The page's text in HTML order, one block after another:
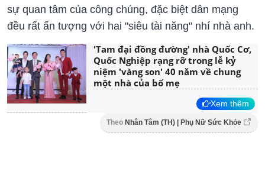
sự quan tâm của công chúng, đặc biệt dân mạng
đều rất ấn tượng với hai "siêu tài năng" nhí nhà anh.
'Tam đại đồng đường' nhà Quốc Cơ,
Quốc Nghiệp rạng rỡ trong lễ kỷ
niệm 'vàng son' 40 năm về chung
một nhà của bố mẹ
Xem thêm
Theo Nhân Tâm (TH) | Phụ Nữ Sức Khỏe